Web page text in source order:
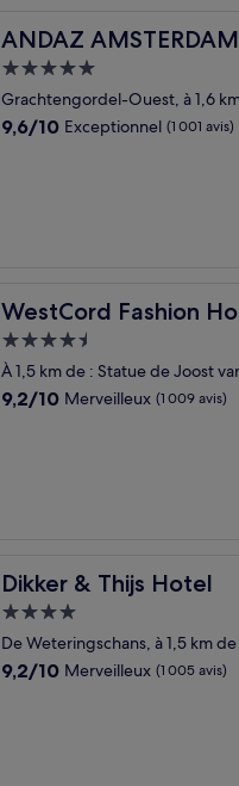
ANDAZ
ANDAZ AMSTERDAM,
Hébergement
5.0 étoiles
Grachtengordel-Ouest, à 1,6
9.6
9,6/10 Exceptionnel (1 001 avis)
WestCord Fashion
WestCord Fashion Hotel
Hébergement
4.5 étoiles
À 1,5 km de : Statue de Joost
9.2
9,2/10 Merveilleux (1 009 avis)
Dikker & Thijs Hotel
Dikker & Thijs Hotel
Hébergement
4.0 étoiles
De Weteringschans, à 1,5 km
9.2
9,2/10 Merveilleux (1 005 avis)